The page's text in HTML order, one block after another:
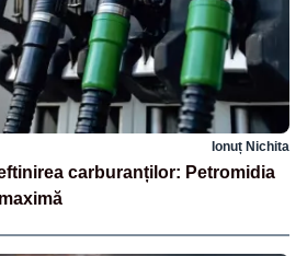
Ionuț Nichita
carburanților: Petromidia